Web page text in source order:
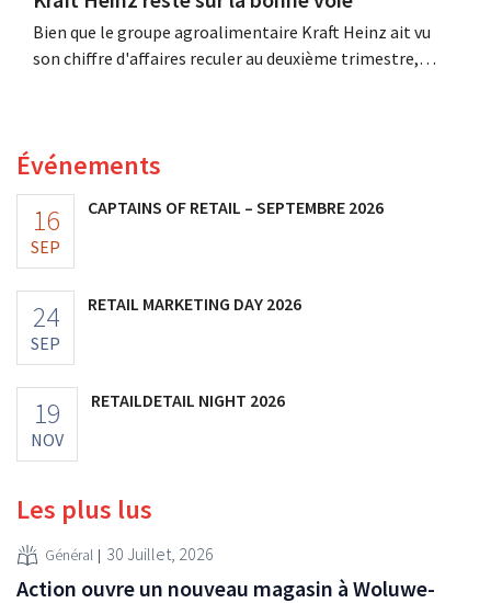
Bien que le groupe agroalimentaire Kraft Heinz ait vu
son chiffre d'affaires reculer au deuxième trimestre,
Événements
16
SEP
CAPTAINS OF RETAIL – SEPTEMBRE 2026
24
SEP
RETAIL MARKETING DAY 2026
19
NOV
RETAILDETAIL NIGHT 2026
Les plus lus
Général 30 Juillet, 2026
Action ouvre un nouveau magasin à Woluwe-